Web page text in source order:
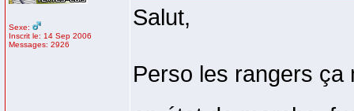
Sexe:
Inscrit le: 14 Sep 2006
Messages: 2926
Salut,
Perso les rangers ça